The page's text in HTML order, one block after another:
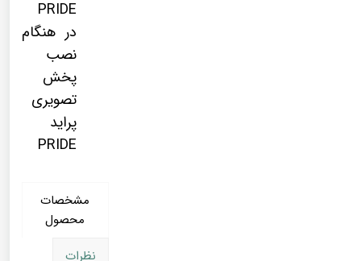
در هنگام
نصب
پخش
تصویری
پراید
PRIDE
مشخصات
محصول
نظرات